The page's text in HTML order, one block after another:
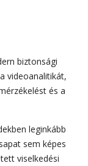
biztonsági
videoanalitikát,
és a
leginkább
sem képes
viselkedési